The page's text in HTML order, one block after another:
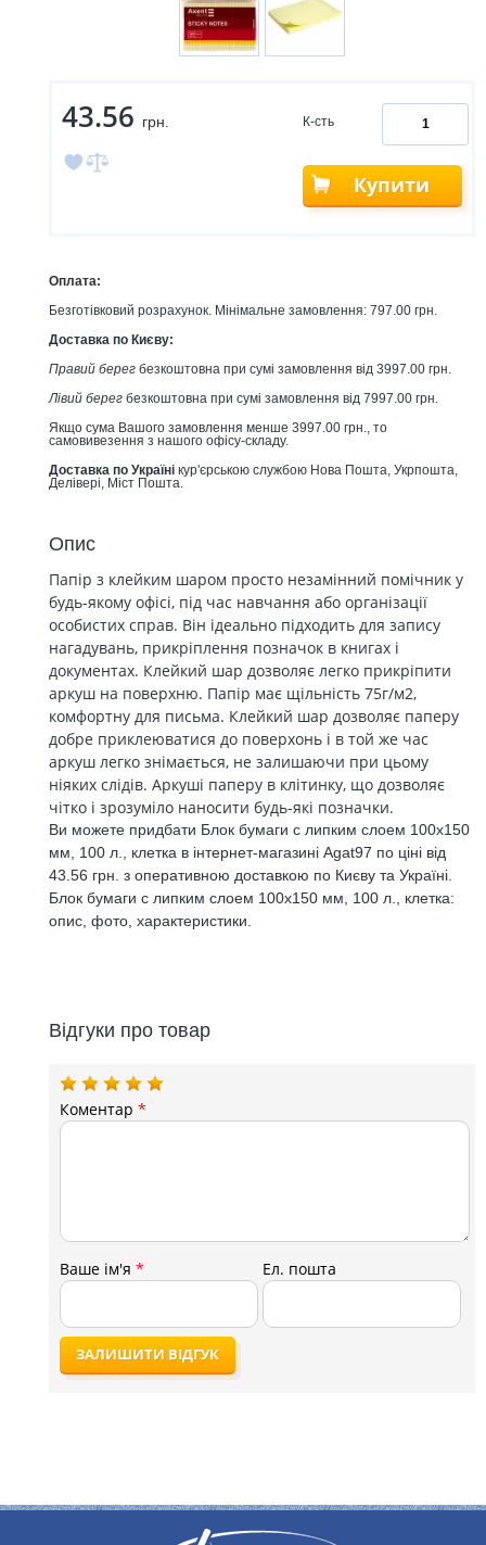
43.56 грн. К-сть
Купити
Оплата:
Безготівковий розрахунок. Мінімальне замовлення: 797.00 грн.
Доставка по Києву:
Правий берег безкоштовна при сумі замовлення від 3997.00 грн.
Лівий берег безкоштовна при сумі замовлення від 7997.00 грн.
Якщо сума Вашого замовлення менше 3997.00 грн., то
самовивезення з нашого офісу-складу.
Доставка по Україні кур'єрською службою Нова Пошта, Укрпошта,
Делівері, Міст Пошта.
Опис
Папір з клейким шаром просто незамінний помічник у
будь-якому офісі, під час навчання або організації
особистих справ. Він ідеально підходить для запису
нагадувань, прикріплення позначок в книгах і
документах. Клейкий шар дозволяє легко прикріпити
аркуш на поверхню. Папір має щільність 75г/м2,
комфортну для письма. Клейкий шар дозволяє паперу
добре приклеюватися до поверхонь і в той же час
аркуш легко знімається, не залишаючи при цьому
ніяких слідів. Аркуші паперу в клітинку, що дозволяє
чітко і зрозуміло наносити будь-які позначки.
Ви можете придбати Блок бумаги с липким слоем 100x150
мм, 100 л., клетка в інтернет-магазині Agat97 по ціні від
43.56 грн. з оперативною доставкою по Києву та Україні.
Блок бумаги с липким слоем 100x150 мм, 100 л., клетка:
опис, фото, характеристики.
Відгуки про товар
Коментар*
Ваше ім'я* Ел. пошта
ЗАЛИШИТИ ВІДГУК